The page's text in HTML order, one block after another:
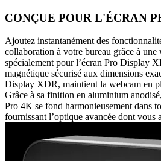
CONÇUE POUR L'ÉCRAN
Ajoutez instantanément des
collaboration à votre bureau grâce à
spécialement pour l’écran Pro Display
magnétique sécurisé aux dimensions
Display XDR, maintient la webcam en
Grâce à sa finition en aluminium
Pro 4K se fond harmonieusement dans
fournissant l’optique avancée dont vous